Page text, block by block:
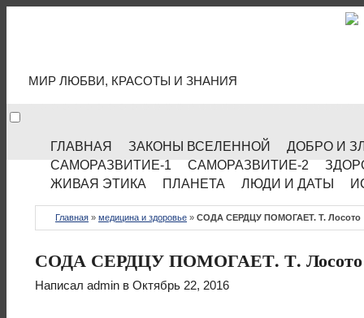
МИР ЛЮБВИ, КРАСОТЫ И ЗНАНИЯ
ГЛАВНАЯ ЗАКОНЫ ВСЕЛЕННОЙ
ДОБРО И
САМОРАЗВИТИЕ-1
САМОРАЗВИТИЕ-2
ЖИВАЯ ЭТИКА
ПЛАНЕТА ЛЮДИ И ДАТЫ
Главная » медицина и здоровье » СОДА СЕРДЦУ ПОМОГАЕТ. Т. Лосото
СОДА СЕРДЦУ ПОМОГАЕТ. Т. Лосото
Написал admin в Октябрь 22, 2016